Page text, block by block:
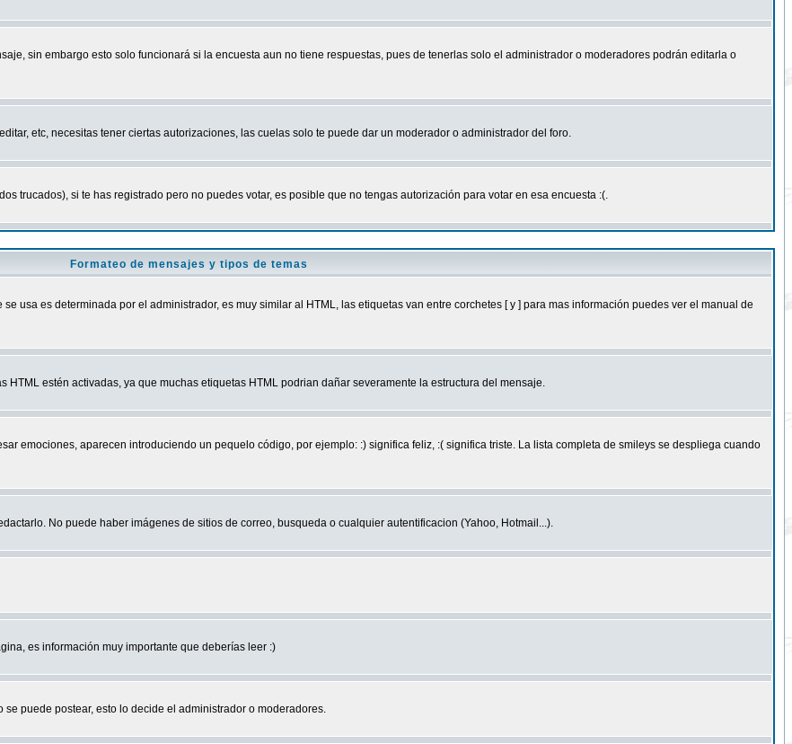
sin embargo esto solo funcionará si la encuesta aun no tiene respuestas, pues de tenerlas solo el administrador o moderadores podrán editarla o
etc, necesitas tener ciertas autorizaciones, las cuelas solo te puede dar un moderador o administrador del foro.
trucados), si te has registrado pero no puedes votar, es posible que no tengas autorización para votar en esa encuesta :(.
Formateo de mensajes y tipos de temas
usa es determinada por el administrador, es muy similar al HTML, las etiquetas van entre corchetes [ y ] para mas información puedes ver el manual de
estén activadas, ya que muchas etiquetas HTML podrian dañar severamente la estructura del mensaje.
emociones, aparecen introduciendo un pequelo código, por ejemplo: :) significa feliz, :( significa triste. La lista completa de smileys se despliega cuando
No puede haber imágenes de sitios de correo, busqueda o cualquier autentificacion (Yahoo, Hotmail...).
es información muy importante que deberías leer :)
puede postear, esto lo decide el administrador o moderadores.